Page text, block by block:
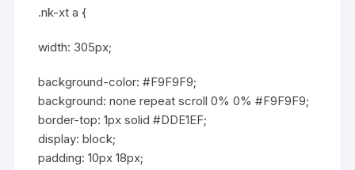
.nk-xt a {
width: 305px;
background-color: #F9F9F9;
background: none repeat scroll 0% 0% #F9F9F9;
border-top: 1px solid #DDE1EF;
display: block;
padding: 10px 18px;